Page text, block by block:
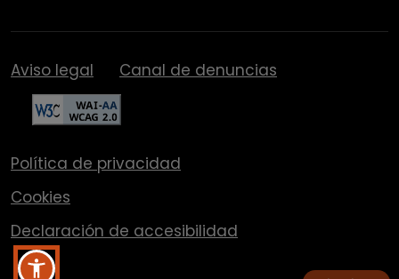
Aviso legal Canal de denuncias
Política de privacidad
Cookies
Declaración de accesibilidad